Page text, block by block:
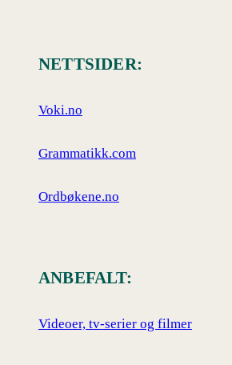
NETTSIDER:
Voki.no
Grammatikk.com
Ordbøkene.no
ANBEFALT:
Videoer, tv-serier og filmer